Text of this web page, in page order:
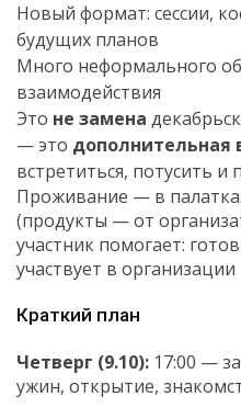
Новый формат: сессии,
будущих планов
Много неформального
взаимодействия
Это не замена
— это дополнительная
встретиться, потусить и
Проживание — в
(продукты — от
участник помогает:
участвует в организации
Краткий план
Четверг (9.10): 17:00 —
ужин, открытие,